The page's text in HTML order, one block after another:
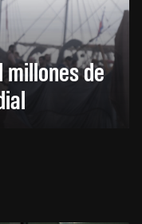
millones de